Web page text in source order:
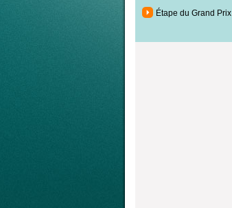
Étape du Grand Prix